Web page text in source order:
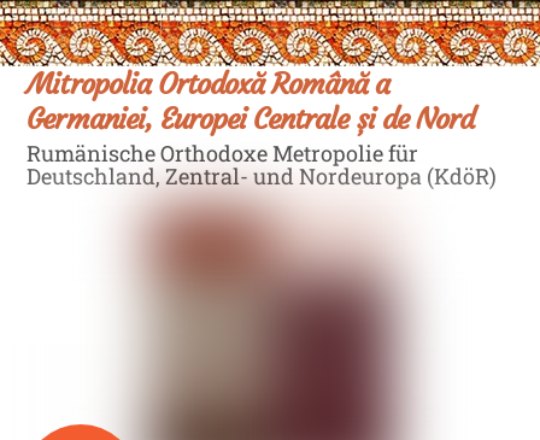
Skip
to
content
Mitropolia Ortodoxă Română a
Germaniei, Europei Centrale și de Nord
Rumänische Orthodoxe Metropolie für
Deutschland, Zentral- und Nordeuropa (KdöR)